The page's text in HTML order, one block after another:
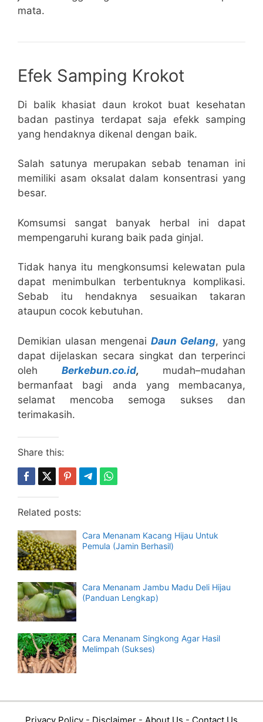
mata.
Efek Samping Krokot
Di balik khasiat daun krokot buat kesehatan
badan pastinya terdapat saja efekk samping
yang hendaknya dikenal dengan baik.
Salah satunya merupakan sebab tenaman ini
memiliki asam oksalat dalam konsentrasi yang
besar.
Komsumsi sangat banyak herbal ini dapat
mempengaruhi kurang baik pada ginjal.
Tidak hanya itu mengkonsumsi kelewatan pula
dapat menimbulkan terbentuknya komplikasi.
Sebab itu hendaknya sesuaikan takaran
ataupun cocok kebutuhan.
Demikian ulasan mengenai Daun Gelang, yang
dapat dijelaskan secara singkat dan terperinci
oleh Berkebun.co.id, mudah–mudahan
bermanfaat bagi anda yang membacanya,
selamat mencoba semoga sukses dan
terimakasih.
Share this:
Related posts:
Cara Menanam Kacang Hijau Untuk
Pemula (Jamin Berhasil)
Cara Menanam Jambu Madu Deli Hijau
(Panduan Lengkap)
Cara Menanam Singkong Agar Hasil
Melimpah (Sukses)
Privacy Policy - Disclaimer - About Us - Contact Us